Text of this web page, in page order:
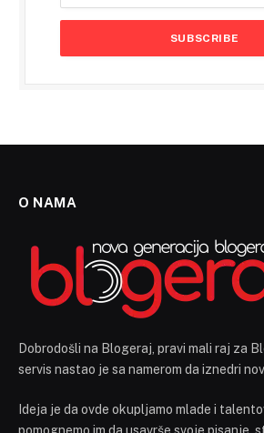
O NAMA
Dobrodošli na Blogeraj, pravi mali raj za
servis nastao je sa namerom da iznedri
Ideja je da ovde okupljamo mlade i
pomognemo im da usavrše svoje pisanje,